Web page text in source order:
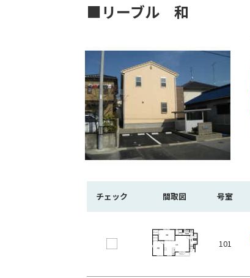
■リーブル 和
チェック 間取図 号室
101